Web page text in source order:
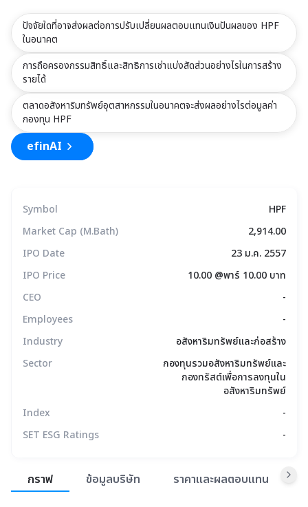
xxxxxxxxxxx xxxxxxxx xxxxxxxxxxxxxxxxxxxxxxx
xxxxxxxxxxxxxxxxxxx xxxxx
xxxxxxxxxxxxxxxxxxxxxxxxxxxxxx
ปัจจัยใดที่อาจส่งผลต่อการปรับเปลี่ยนผลตอบแทนเงินปันผลของ HPF
ในอนาคต
การถือครองกรรมสิทธิ์และสิทธิการเช่าแบ่งสัดส่วนอย่างไรในการสร้าง
รายได้
ตลาดอสังหาริมทรัพย์อุตสาหกรรมในอนาคตจะส่งผลอย่างไรต่อมูลค่า
กองทุน HPF
efinAI
Symbol
HPF
Market Cap (M.Bath)
2,914.00
IPO Date
23 ม.ค. 2557
IPO Price
10.00 @พาร์ 10.00 บาท
CEO
-
Employees
-
Industry
อสังหาริมทรัพย์และก่อสร้าง
Sector
กองทุนรวมอสังหาริมทรัพย์และ
กองทรัสต์เพื่อการลงทุนใน
อสังหาริมทรัพย์
Index
-
SET ESG Ratings
-
กราฟ
ข้อมูลบริษัท ราคาและผลตอบแทน